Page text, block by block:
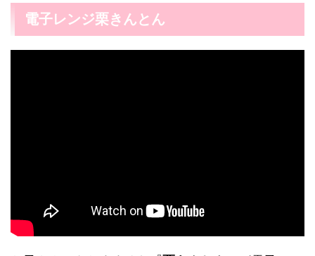
電子レンジ栗きんとん